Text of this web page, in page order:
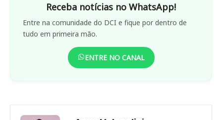
Receba notícias no WhatsApp!
Entre na comunidade do DCI e fique por dentro de
tudo em primeira mão.
ENTRE NO CANAL